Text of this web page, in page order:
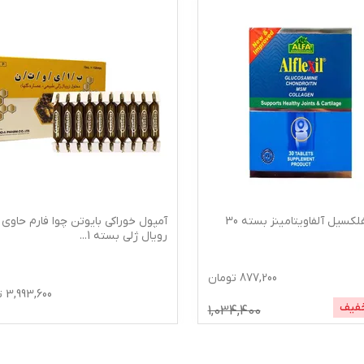
قرص آلفلکسیل آلفاویتامینز بسته 30
877,200 تومان
1,034,400
آمپول خوراکی بایوتن چوا فارم حاوی
رویال ژلی بسته 1 ...
3,993,600